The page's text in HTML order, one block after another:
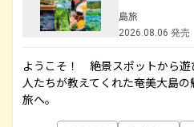
島旅
2026.08.06 発売
ようこそ！ 絶景スポットから遊
人たちが教えてくれた奄美大島
旅へ。